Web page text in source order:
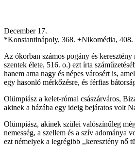
December 17.
*Konstantinápoly, 368. +Nikomédia, 408.
Az ókorban számos pogány és
szentek élete, 516. o.) ezt írta
hanem ama nagy és népes városért is,
egy hasonló mérkőzésre, és férfias
Olümpiász a kelet-római császárváros,
akinek a házába egy ideig bejáratos volt
Olümpiász, akinek szülei valószínűleg
nemesség, a szellem és a szív
ezt némelyek a legrégibb ,,keresztény nő